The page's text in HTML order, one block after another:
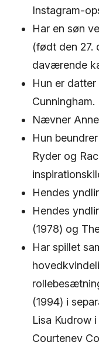
Instagram-
Har en søn
(født den 27.
daværende
Hun er
Cunningham.
Nævner
Hun
Ryder og
Hendes
Hendes
(1978) og
Har spillet
(1994) i
Lisa Kudrow
Courteney